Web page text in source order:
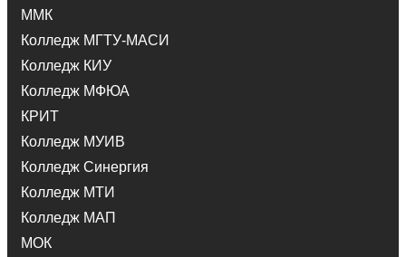
ММК
Колледж МГТУ-МАСИ
Колледж КИУ
Колледж МФЮА
КРИТ
Колледж МУИВ
Колледж Синергия
Колледж МТИ
Колледж МАП
МОК